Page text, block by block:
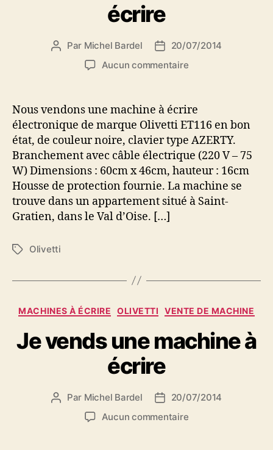
écrire
Auteur
Par Michel Bardel
Date20/07/2014
Aucun commentairesur
à
écrire
Nous vendons une machine à écrire
électronique de marque Olivetti ET116 en bon
état, de couleur noire, clavier type AZERTY.
Branchement avec câble électrique (220 V – 75
W) Dimensions : 60cm x 46cm, hauteur : 16cm
Housse de protection fournie. La machine se
trouve dans un appartement situé à Saint-
Gratien, dans le Val d’Oise. […]
Étiquettes
Olivetti
Catégories
MACHINES À ÉCRIRE OLIVETTI VENTE DE MACHINE
Je vends une machine à
écrire
Auteur
Par Michel Bardel
Date
de
20/07/2014
Aucun commentairesur